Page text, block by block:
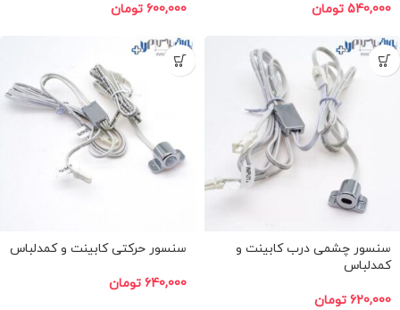
540,000 تومان 600,000 تومان
سنسور چشمی درب کابینت و
کمدلباس
620,000 تومان
سنسور حرکتی کابینت و کمدلباس
640,000 تومان